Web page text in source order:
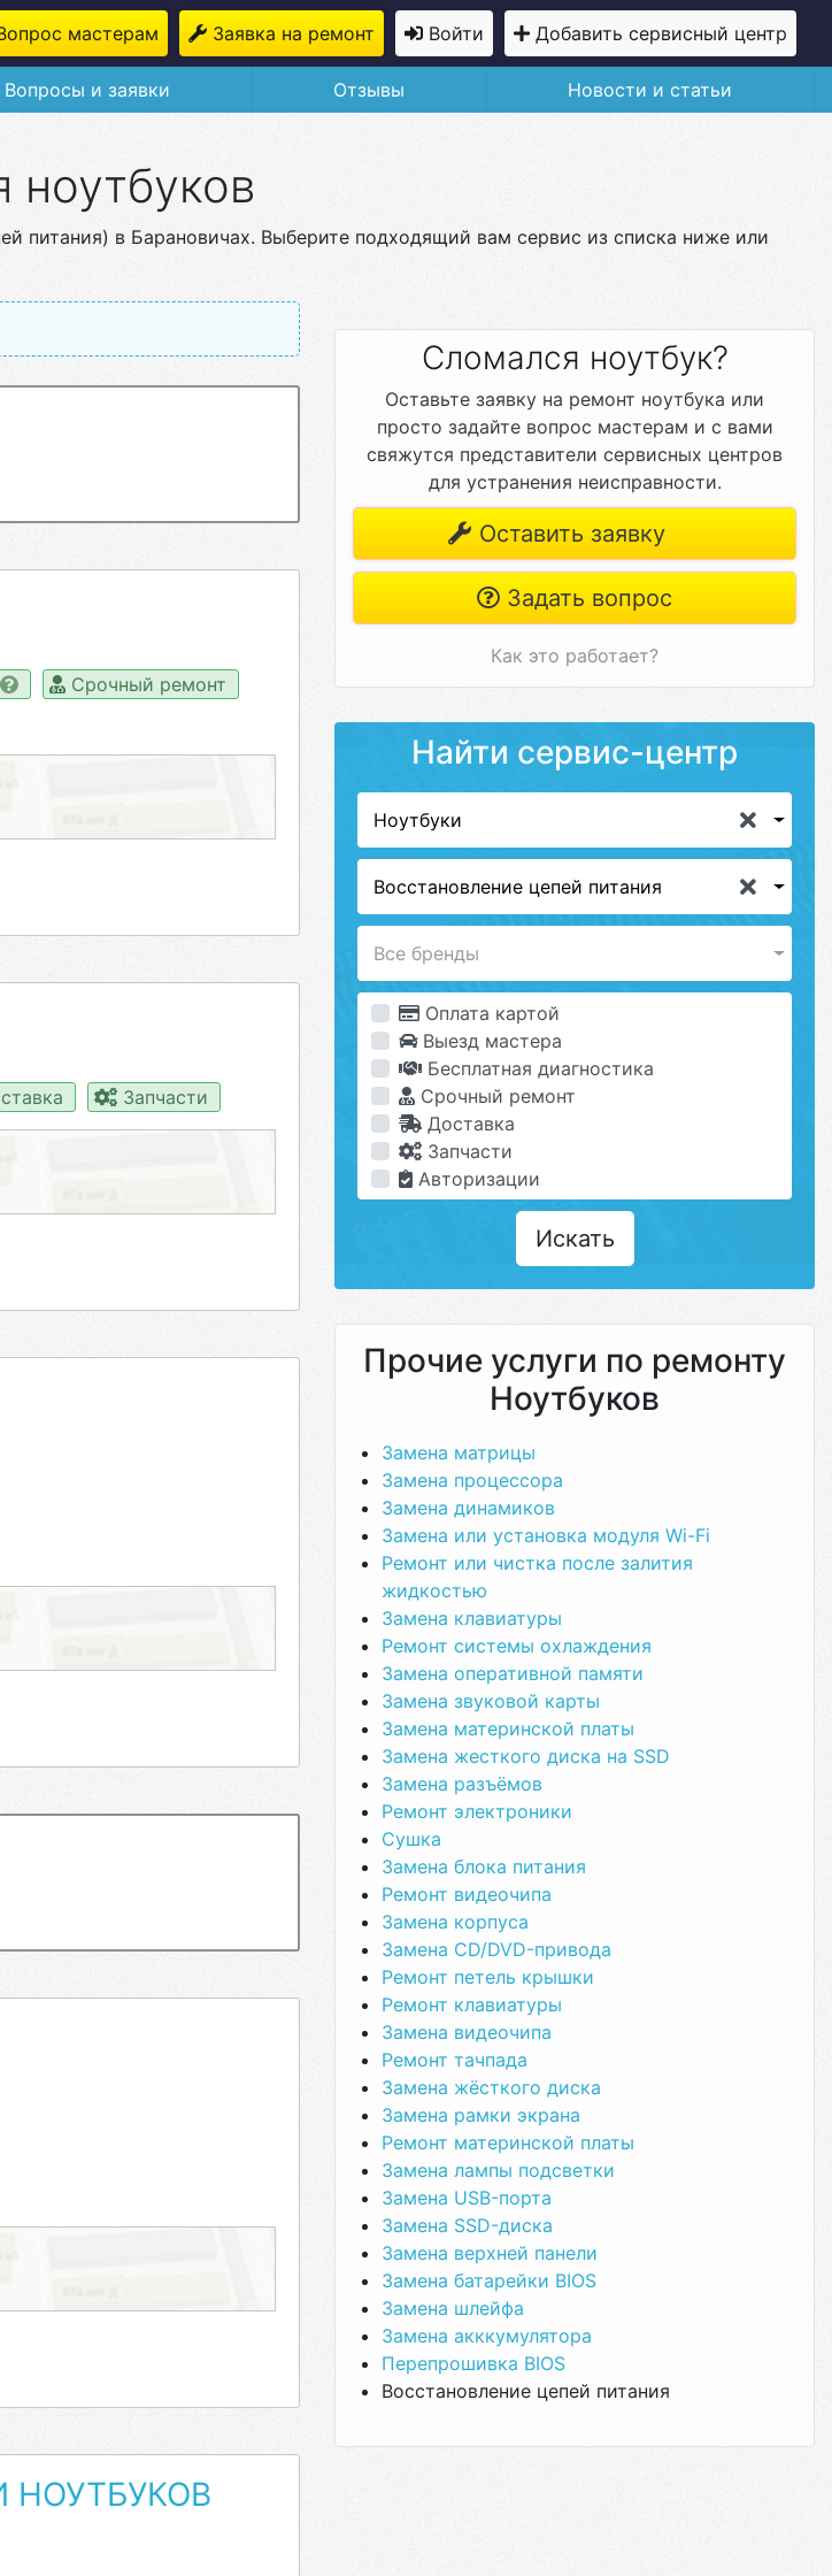
мастерам Заявка на ремонт Войти Добавить сервисный центр
Вопросы и заявки Отзывы Новости и статьи
ноутбуков
питания) в Барановичах. Выберите подходящий вам сервис из списка ниже или
Срочный ремонт
Запчасти
Сломался ноутбук?
Оставьте заявку на ремонт ноутбука или
просто задайте вопрос мастерам и с вами
свяжутся представители сервисных центров
для устранения неисправности.
Оставить заявку
Задать вопрос
Как это работает?
Найти сервис-центр
Ноутбуки
Восстановление цепей питания
Все бренды
Оплата картой
Выезд мастера
Бесплатная диагностика
Срочный ремонт
Доставка
Запчасти
Авторизации
Искать
Прочие услуги по ремонту
Ноутбуков
Замена матрицы
Замена процессора
Замена динамиков
Замена или установка модуля Wi-Fi
Ремонт или чистка после залития
жидкостью
Замена клавиатуры
Ремонт системы охлаждения
Замена оперативной памяти
Замена звуковой карты
Замена материнской платы
Замена жесткого диска на SSD
Замена разъёмов
Ремонт электроники
Сушка
Замена блока питания
Ремонт видеочипа
Замена корпуса
Замена CD/DVD-привода
Ремонт петель крышки
Ремонт клавиатуры
Замена видеочипа
Ремонт тачпада
Замена жёсткого диска
Замена рамки экрана
Ремонт материнской платы
Замена лампы подсветки
Замена USB-порта
Замена SSD-диска
Замена верхней панели
Замена батарейки BIOS
Замена шлейфа
Замена акккумулятора
Перепрошивка BIOS
Восстановление цепей питания